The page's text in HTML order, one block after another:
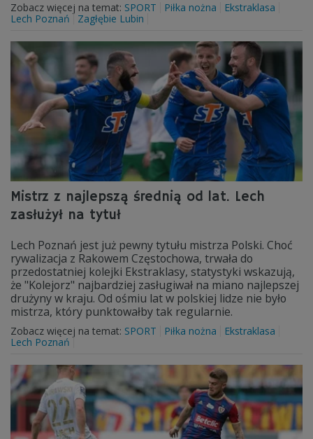
Zobacz więcej na temat: SPORT Piłka nożna
Ekstraklasa
Lech Poznań
Zagłębie Lubin
Mistrz z najlepszą średnią od lat. Lech
zasłużył na tytuł
Lech Poznań jest już pewny tytułu mistrza Polski. Choć
rywalizacja z Rakowem Częstochowa, trwała do
przedostatniej kolejki Ekstraklasy, statystyki wskazują,
że "Kolejorz" najbardziej zasługiwał na miano najlepszej
drużyny w kraju. Od ośmiu lat w polskiej lidze nie było
mistrza, który punktowałby tak regularnie.
Zobacz więcej na temat: SPORT Piłka nożna
Ekstraklasa
Lech Poznań